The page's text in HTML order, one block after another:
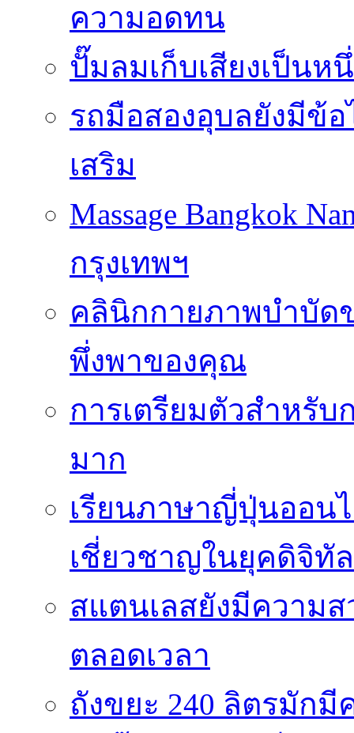
ความอดทน
ปั๊มลมเก็บเสียงเป็น
รถมือสองอุบลยังมีข้อ
เสริม
Massage Bangkok
กรุงเทพฯ
คลินิกกายภาพบำบัด
พึ่งพาของคุณ
การเตรียมตัวสำหรั
มาก
เรียนภาษาญี่ปุ่นออน
เชี่ยวชาญในยุคดิจิทัล
สแตนเลสยังมีความ
ตลอดเวลา
ถังขยะ 240 ลิตรมัก